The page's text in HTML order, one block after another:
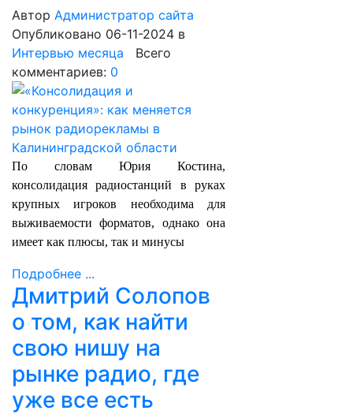
Автор Администратор сайта
Опубликовано 06-11-2024 в
Интервью месяца Всего
комментариев: 0
По словам Юрия Костина,
консолидация радиостанций в руках
крупных игроков необходима для
выживаемости форматов, однако она
имеет как плюсы, так и минусы
Подробнее ...
Дмитрий Солопов
о том, как найти
свою нишу на
рынке радио, где
уже все есть